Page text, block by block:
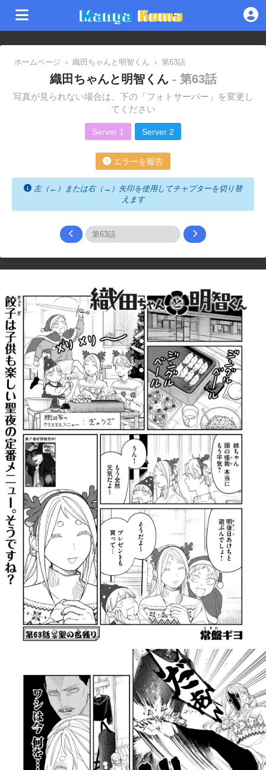
ホームページ › 織田ちゃんと明智くん › 第63話
織田ちゃんと明智くん - 第63話
写真が見られない場合は、下の「フォトサーバー」を変更し
てください
Server 1 Server 2
エラーを報告
左（←）または右（→）矢印を使用してチャプターを切り替
えます